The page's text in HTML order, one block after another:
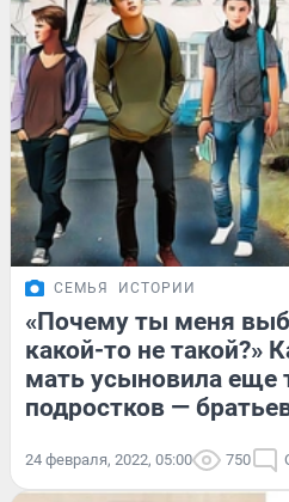
СЕМЬЯ ИСТОРИИ
«Почему ты меня
какой-то не такой?»
мать усыновила еще
подростков —
24 февраля, 2022, 05:00 750